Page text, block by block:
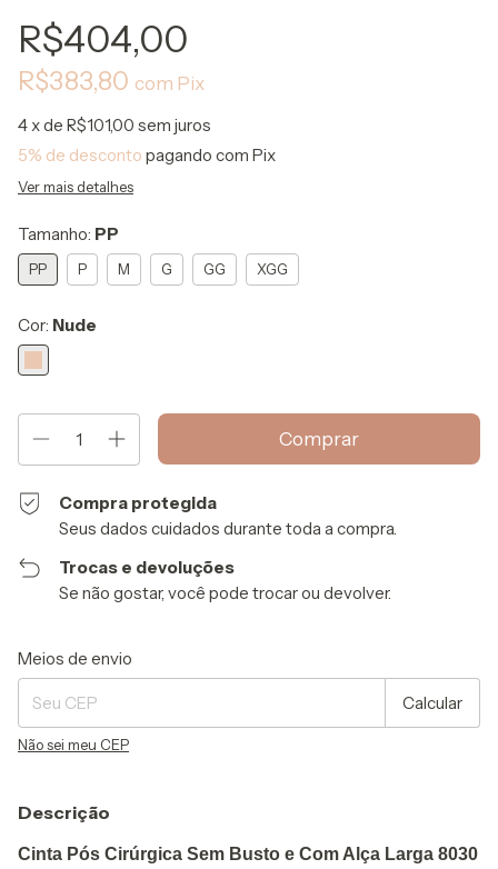
R$404,00
R$383,80 com Pix
4x de R$101,00 sem juros
5% de desconto pagando com Pix
Ver mais detalhes
Tamanho: PP
PP P M G GG XGG
Cor: Nude
Compra protegida
Seus dados cuidados durante toda a compra.
Trocas e devoluções
Se não gostar, você pode trocar ou devolver.
Entregas para o CEP:
Meios de envio
Calcular
Não sei meu CEP
Descrição
Cinta Pós Cirúrgica Sem Busto e Com Alça Larga 8030